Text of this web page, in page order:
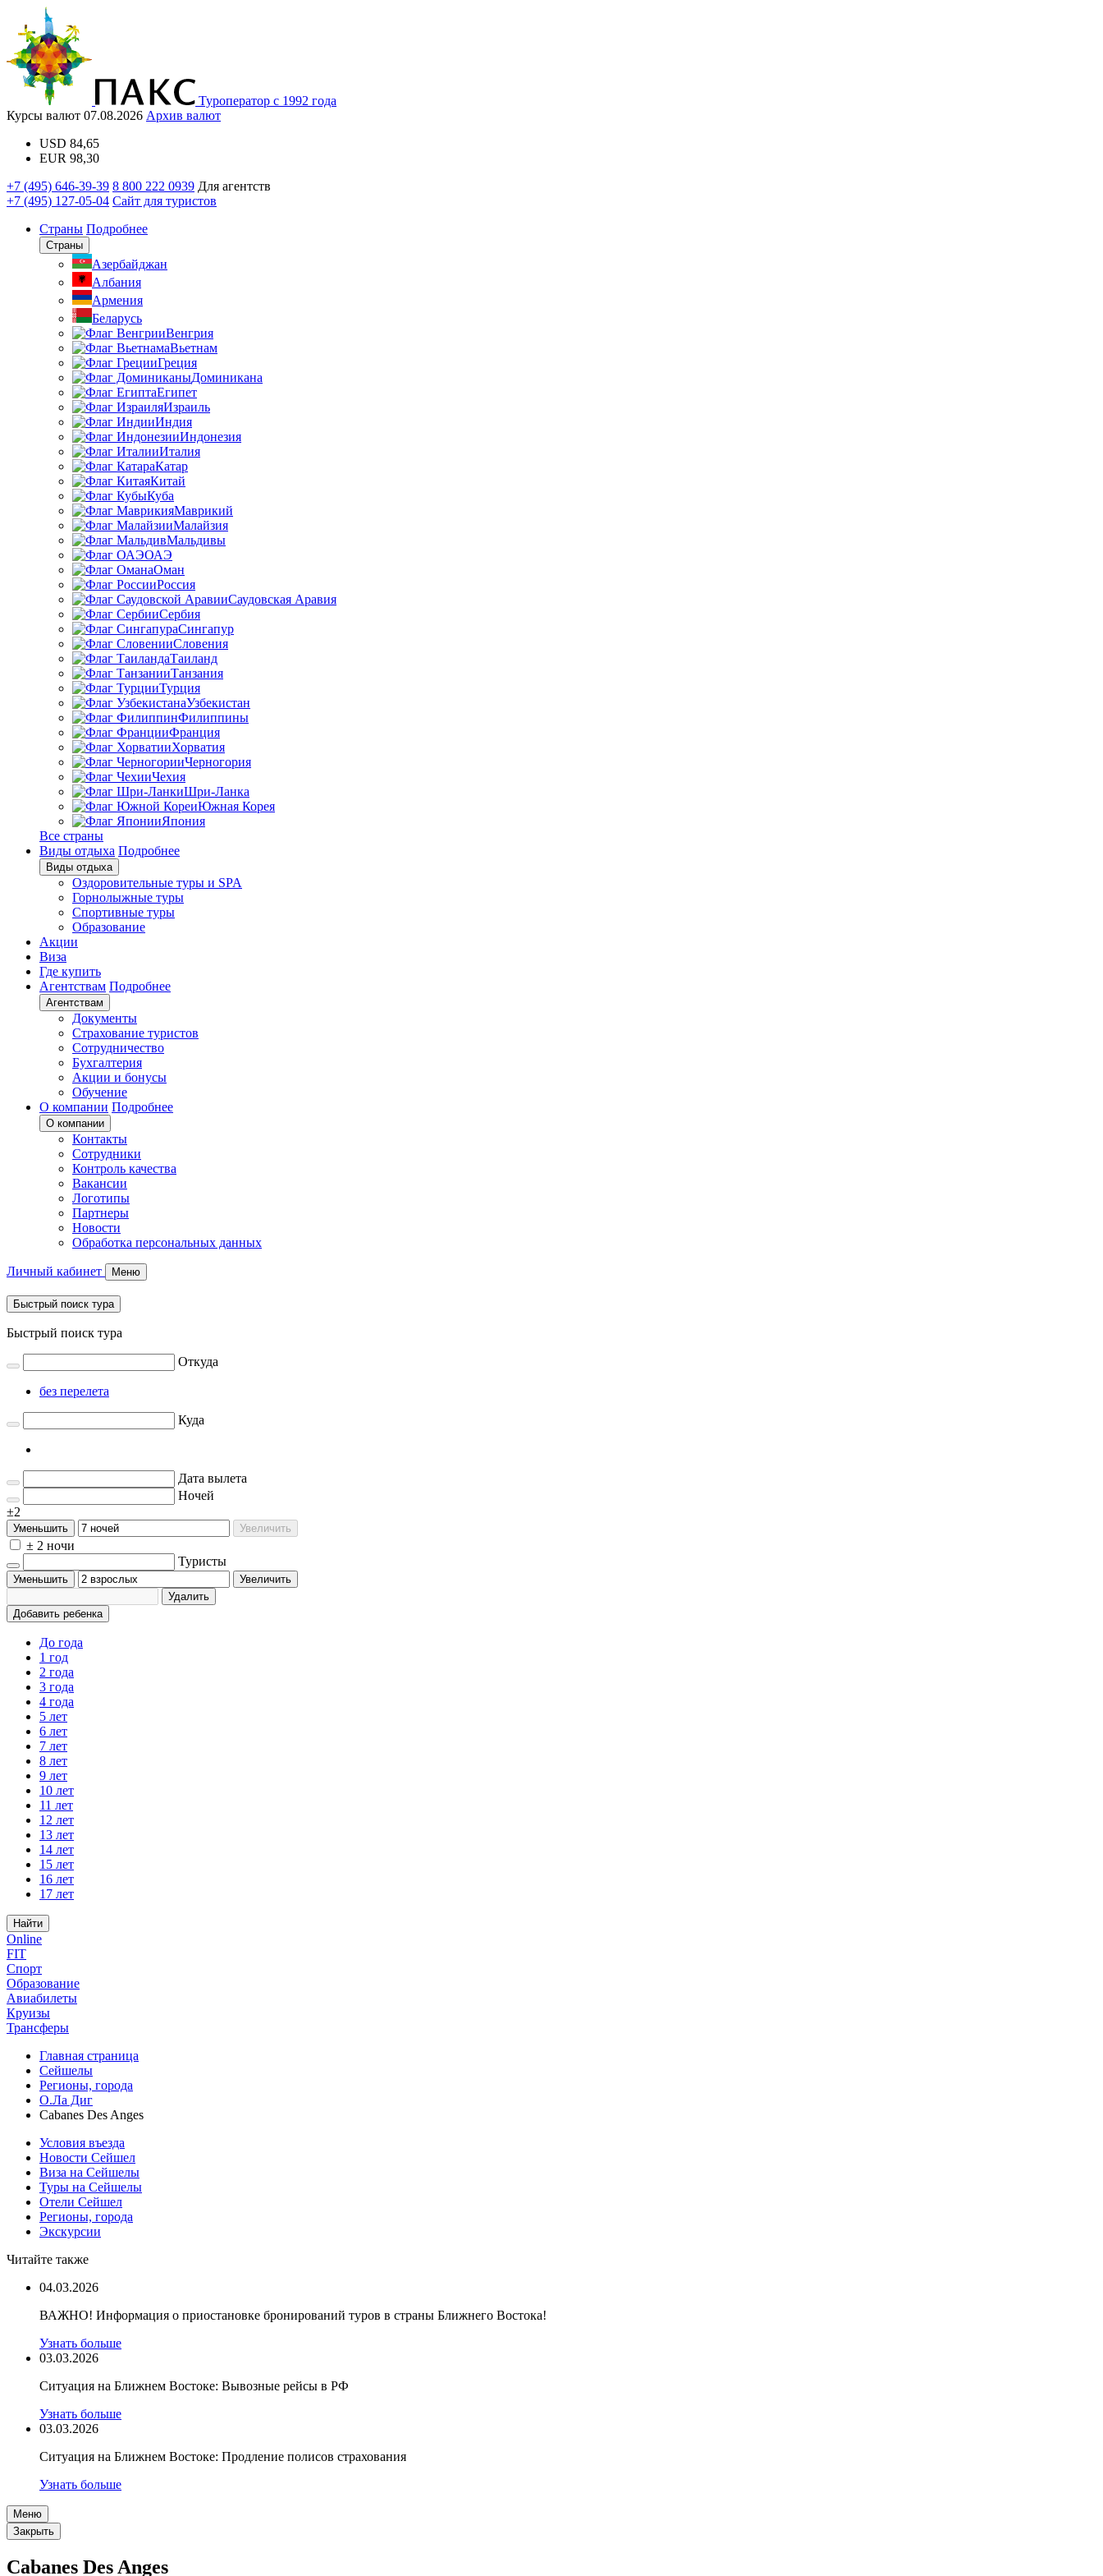
Туроператор с 1992 года
Курсы валют 07.08.2026 Архив валют
USD 84,65
EUR 98,30
+7 (495) 646-39-39 8 800 222 0939 Для агентств
+7 (495) 127-05-04 Сайт для туристов
Страны Подробнее
Страны
Азербайджан
Албания
Армения
Беларусь
Венгрия
Вьетнам
Греция
Доминикана
Египет
Израиль
Индия
Индонезия
Италия
Катар
Китай
Куба
Маврикий
Малайзия
Мальдивы
ОАЭ
Оман
Россия
Саудовская Аравия
Сербия
Сингапур
Словения
Таиланд
Танзания
Турция
Узбекистан
Филиппины
Франция
Хорватия
Черногория
Чехия
Шри-Ланка
Южная Корея
Япония
Все страны
Виды отдыха Подробнее
Виды отдыха
Оздоровительные туры и SPA
Горнолыжные туры
Спортивные туры
Образование
Акции
Виза
Где купить
Агентствам Подробнее
Агентствам
Документы
Страхование туристов
Сотрудничество
Бухгалтерия
Акции и бонусы
Обучение
О компании Подробнее
О компании
Контакты
Сотрудники
Контроль качества
Вакансии
Логотипы
Партнеры
Новости
Обработка персональных данных
Личный кабинет Меню
Быстрый поиск тура
Быстрый поиск тура
Откуда
без перелета
Куда
Дата вылета
Ночей
±2
Уменьшить Увеличить
± 2 ночи
Туристы
Уменьшить
Увеличить
Удалить
Добавить ребенка
До года
1 год
2 года
3 года
4 года
5 лет
6 лет
7 лет
8 лет
9 лет
10 лет
11 лет
12 лет
13 лет
14 лет
15 лет
16 лет
17 лет
Найти
Online
FIT
Спорт
Образование
Авиабилеты
Круизы
Трансферы
Главная страница
Сейшелы
Регионы, города
О.Ла Диг
Cabanes Des Anges
Условия въезда
Новости Сейшел
Виза на Сейшелы
Туры на Сейшелы
Отели Сейшел
Регионы, города
Экскурсии
Читайте также
04.03.2026
ВАЖНО! Информация о приостановке бронирований туров в страны Ближнего Востока!
Узнать больше
03.03.2026
Ситуация на Ближнем Востоке: Вывозные рейсы в РФ
Узнать больше
03.03.2026
Ситуация на Ближнем Востоке: Продление полисов страхования
Узнать больше
Меню
Закрыть
Cabanes Des Anges